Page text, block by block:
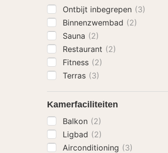
Ontbijt inbegrepen (3)
Binnenzwembad (2)
Sauna (2)
Restaurant (2)
Fitness (2)
Terras (3)
Kamerfaciliteiten
Balkon (2)
Ligbad (2)
Airconditioning (3)